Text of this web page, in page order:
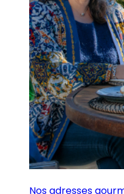
Nos adresses